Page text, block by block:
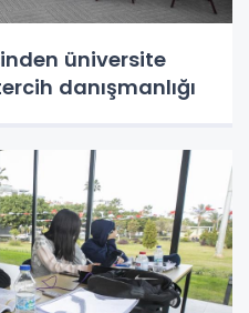
üniversite
danışmanlığı